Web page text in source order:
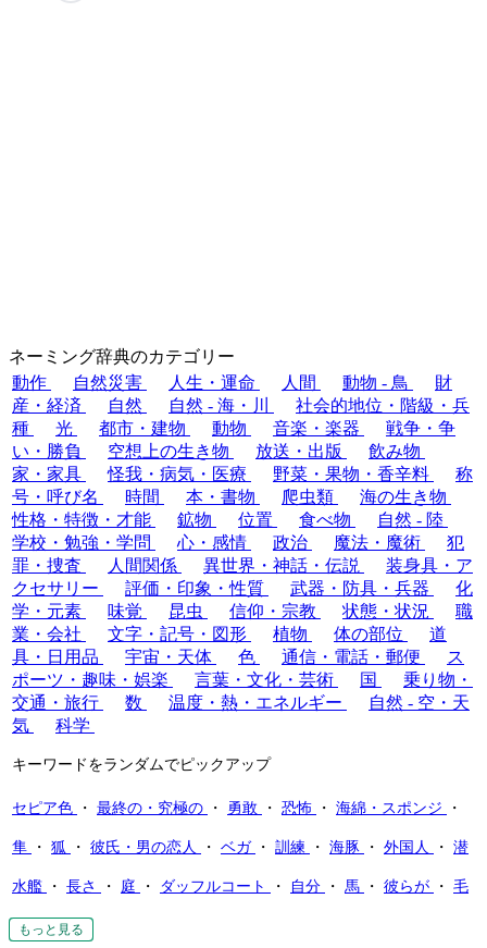
もっと見る
もっと見る
もっと見る
もっと見る
もっと見る
もっと見る
ネーミング辞典のカテゴリー
動作
自然災害 人生・運命 人間 動物 - 鳥
財
産・経済
自然 自然 - 海・川
社会的地位・階級・兵
種
光 都市・建物 動物 音楽・楽器
戦争・争
い・勝負
空想上の生き物 放送・出版
飲み物
家・家具
怪我・病気・医療 野菜・果物・香辛料
称
号・呼び名
時間 本・書物 爬虫類
海の生き物
性格・特徴・才能
鉱物 位置 食べ物
自然 - 陸
学校・勉強・学問
心・感情 政治 魔法・魔術
犯
罪・捜査
人間関係 異世界・神話・伝説
装身具・ア
クセサリー
評価・印象・性質 武器・防具・兵器
化
学・元素
味覚 昆虫 信仰・宗教 状態・状況
職
業・会社
文字・記号・図形 植物 体の部位
道
具・日用品
宇宙・天体 色 通信・電話・郵便
ス
ポーツ・趣味・娯楽
言葉・文化・芸術 国
乗り物・
交通・旅行
数 温度・熱・エネルギー
自然 - 空・天
気
科学
キーワードをランダムでピックアップ
セピア色 ・ 最終の・究極の ・ 勇敢 ・ 恐怖 ・ 海綿・スポンジ ・
隼 ・ 狐 ・ 彼氏・男の恋人 ・ ベガ ・ 訓練 ・ 海豚 ・ 外国人 ・ 潜
水艦 ・ 長さ ・ 庭 ・ ダッフルコート ・ 自分 ・ 馬 ・ 彼らが ・ 毛
布